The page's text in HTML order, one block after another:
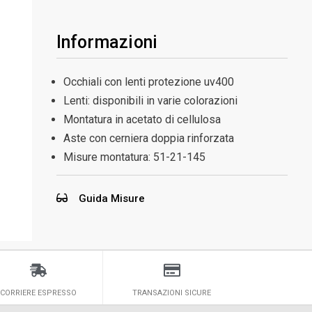
Informazioni
Occhiali con lenti protezione uv400
Lenti: disponibili in varie colorazioni
Montatura in acetato di cellulosa
Aste con cerniera doppia rinforzata
Misure montatura: 51-21-145
Guida Misure
CORRIERE ESPRESSO TRANSAZIONI SICURE